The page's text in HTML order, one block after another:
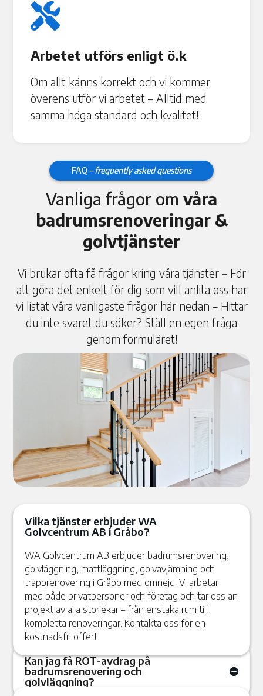

Arbetet utförs enligt ö.k
Om allt känns korrekt och vi kommer
överens utför vi arbetet – Alltid med
samma höga standard och kvalitet!
FAQ – frequently asked questions
Vanliga frågor om våra
badrumsrenoveringar &
golvtjänster
Vi brukar ofta få frågor kring våra tjänster – För
att göra det enkelt för dig som vill anlita oss har
vi listat våra vanligaste frågor här nedan – Hittar
du inte svaret du söker? Ställ en egen fråga
genom formuläret!
Vilka tjänster erbjuder WA
Golvcentrum AB i Gråbo?
WA Golvcentrum AB erbjuder badrumsrenovering,
golvläggning, mattläggning, golvavjämning och
trapprenovering i Gråbo med omnejd. Vi arbetar
med både privatpersoner och företag och tar oss an
projekt av alla storlekar – från enstaka rum till
kompletta renoveringar. Kontakta oss för en
kostnadsfri offert.
Kan jag få ROT-avdrag på
badrumsrenovering och
golvläggning?